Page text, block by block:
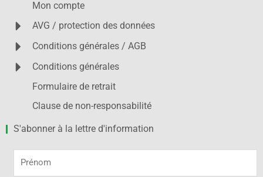
Mon compte
AVG / protection des données
Conditions générales / AGB
Conditions générales
Formulaire de retrait
Clause de non-responsabilité
S'abonner à la lettre d'information